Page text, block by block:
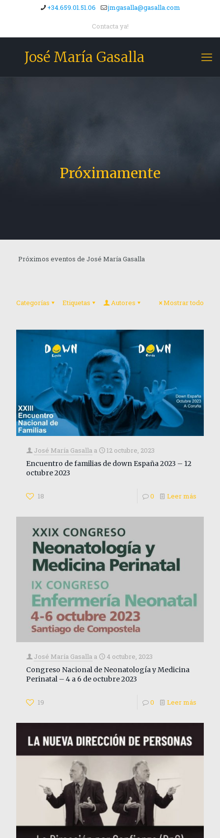
+34.659.01.51.06 jmgasalla@gasalla.com
Contacta ya!
José María Gasalla
Próximamente
Próximos eventos de José María Gasalla
Categorías Etiquetas Autores Mostrar todo
José María Gasalla a
12 octubre, 2023
Encuentro de familias de down España 2023 – 12
octubre 2023
18 0 Leer más
José María Gasalla a
4 octubre, 2023
Congreso Nacional de Neonatología y Medicina
Perinatal – 4 a 6 de octubre 2023
19 0 Leer más